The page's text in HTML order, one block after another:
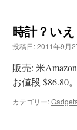
時計？い
投稿日:2011年9月
販売: 米
お値段 $86.80
カテゴリー: